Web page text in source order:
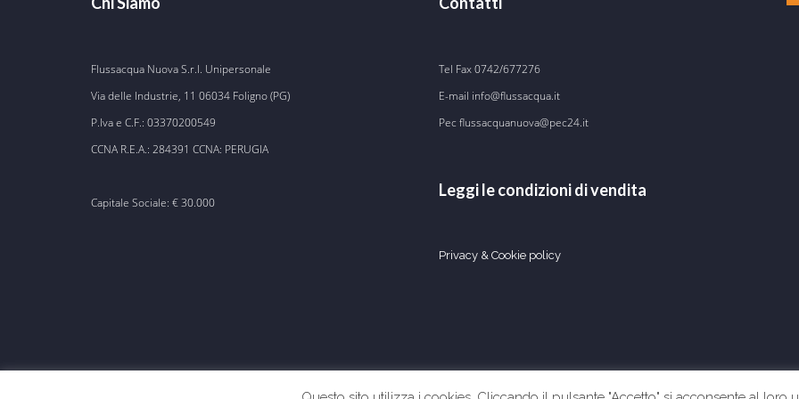
Flussacqua Nuova S.r.l. Unipersonale
Via delle Industrie, 11 06034 Foligno (PG)
P.Iva e C.F.: 03370200549
CCNA R.E.A.: 284391 CCNA: PERUGIA
Capitale Sociale: € 30.000
Tel Fax0742/677276
E-mail info@flussacqua.it
Pec flussacquanuova@pec24.it
Leggi le condizioni di vendita
Privacy & Cookie policy